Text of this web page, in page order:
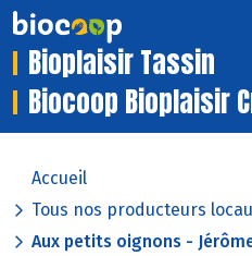
Bioplaisir Tassin
Biocoop Bioplaisir
Accueil
Tous nos producteurs
Aux petits oignons -